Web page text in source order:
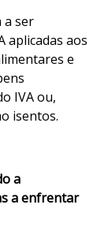
a ser
aplicadas aos
e
IVA ou,
isentos.
a
a enfrentar